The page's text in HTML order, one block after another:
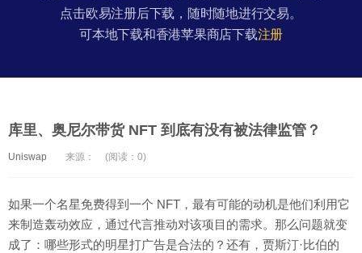
点击欧易注册后下载，随时随地进行交易。
可本地下载和香港苹果商店下载注册
库里、奥尼尔带货 NFT 到底有没有被法律监管？
Uniswap 来源： (阅读：0)
如果一个名星免费得到一个 NFT，最有可能的动机是他们利用它
来制造轰动效应，通过代言推动对该项目的需求。那么问题就变
成了：哪些形式的明星打广告是合法的？还有，贾斯汀·比伯的